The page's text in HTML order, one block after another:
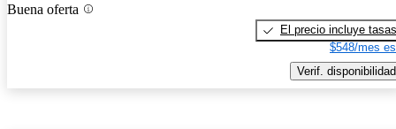
Buena oferta
El precio incluye tasas
$548/mes
Verif. disponibilidad